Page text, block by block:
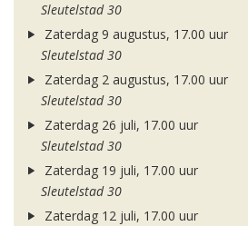
Sleutelstad 30
Zaterdag 9 augustus, 17.00 uur
Sleutelstad 30
Zaterdag 2 augustus, 17.00 uur
Sleutelstad 30
Zaterdag 26 juli, 17.00 uur
Sleutelstad 30
Zaterdag 19 juli, 17.00 uur
Sleutelstad 30
Zaterdag 12 juli, 17.00 uur